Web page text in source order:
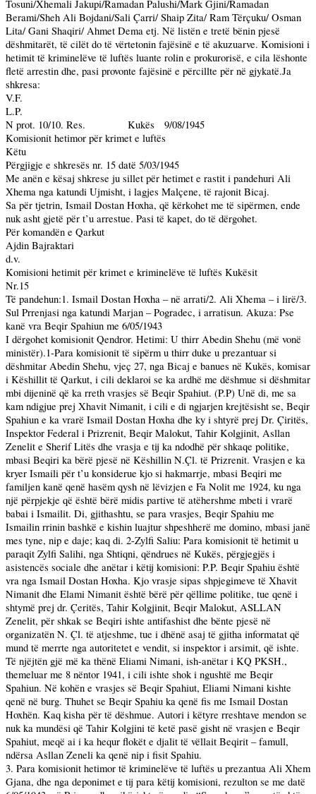
Tosuni/Xhemali Jakupi/Ramadan Palushi/Mark Gjini/Ramadan
Berami/Sheh Ali Bojdani/Sali Çarri/ Shaip Zita/ Ram Tërçuku/ Osman
Lita/ Gani Shaqiri/ Ahmet Dema etj. Në listën e tretë bënin pjesë
dëshmitarët, të cilët do të vërtetonin fajësinë e të akuzuarve. Komisioni i
hetimit të kriminelëve të luftës luante rolin e prokurorisë, e cila lëshonte
fletë arrestin dhe, pasi provonte fajësinë e përcillte për në gjykatë.Ja
shkresa:
V.F.
L.P.
N prot. 10/10. Res.
Kukës
9/08/1945
Komisionit hetimor për krimet e luftës
Këtu
Përgjigje e shkresës nr. 15 datë 5/03/1945
Me anën e kësaj shkrese ju sillet për hetimet e rastit i pandehuri Ali
Xhema nga katundi Ujmisht, i lagjes Malçene, të rajonit Bicaj.
Sa për tjetrin, Ismail Dostan Hoxha, që kërkohet me të sipërmen, ende
nuk asht gjetë për t’u arrestue. Pasi të kapet, do të dërgohet.
Për komandën e Qarkut
Ajdin Bajraktari
d.v.
Komisioni hetimit për krimet e kriminelëve të luftës Kukësit
Nr.15
Të pandehun:1. Ismail Dostan Hoxha – në arrati/2. Ali Xhema – i lirë/3.
Sul Prrenjasi nga katundi Marjan – Pogradec, i arratisun. Akuza: Pse
kanë vra Beqir Spahiun me 6/05/1943
I dërgohet komisionit Qendror. Hetimi: U thirr Abedin Shehu (më vonë
ministër).1-Para komisionit të sipërm u thirr duke u prezantuar si
dëshmitar Abedin Shehu, vjeç 27, nga Bicaj e banues në Kukës, komisar
i Këshillit të Qarkut, i cili deklaroi se ka ardhë me dëshmue si dëshmitar
mbi dijeninë që ka rreth vrasjes së Beqir Spahiut. (P.P) Unë di, me sa
kam ndigjue prej Xhavit Nimanit, i cili e di ngjarjen krejtësisht se, Beqir
Spahiun e ka vrarë Ismail Dostan Hoxha dhe ky i shtyrë prej Dr. Çiritës,
Inspektor Federal i Prizrenit, Beqir Malokut, Tahir Kolgjinit, Asllan
Zenelit e Sherif Litës dhe vrasja e tij ka ndodhë për shkaqe politike,
mbasi Beqiri ka bërë pjesë në Këshillin N.Çl. të Prizrenit. Vrasjen e ka
kryer Ismaili për t’u konsiderue kjo si hakmarrje, mbasi Beqiri me
familjen kanë qenë hasëm qysh në lëvizjen e Fa Nolit me 1924, ku nga
një përpjekje që është bërë midis partive të atëhershme mbeti i vrarë
babai i Ismailit. Di, gjithashtu, se para vrasjes, Beqir Spahiu me
Ismailin rrinin bashkë e kishin luajtur shpeshherë me domino, mbasi janë
mes tyne, nip e daje; kaq di. 2-Zylfi Saliu: Para komisionit të hetimit u
paraqit Zylfi Salihi, nga Shtiqni, qëndrues në Kukës, përgjegjës i
asistencës sociale dhe anëtar i këtij komisioni: P.P. Beqir Spahiu është
vra nga Ismail Dostan Hoxha. Kjo vrasje sipas shpjegimeve të Xhavit
Nimanit dhe Elami Nimanit është bërë për qëllime politike, tue qenë i
shtymë prej dr. Çeritës, Tahir Kolgjinit, Beqir Malokut, ASLLAN
Zenelit, për shkak se Beqiri ishte antifashist dhe bënte pjesë në
organizatën N. Çl. të atjeshme, tue i dhënë asaj të gjitha informatat që
mund të merrte nga autoritetet e vendit, si inspektor i arsimit, që ishte.
Të njëjtën gjë më ka thënë Eliami Nimani, ish-anëtar i KQ PKSH.,
themeluar me 8 nëntor 1941, i cili ishte shok i ngushtë me Beqir
Spahiun. Në kohën e vrasjes së Beqir Spahiut, Eliami Nimani kishte
qenë në burg. Thuhet se Beqir Spahiu ka qenë fis me Ismail Dostan
Hoxhën. Kaq kisha për të dëshmue. Autori i këtyre rreshtave mendon se
nuk ka mundësi që Tahir Kolgjini të ketë pasë gisht në vrasjen e Beqir
Spahiut, meqë ai i ka hequr flokët e djalit të vëllait Beqirit – famull,
ndërsa Asllan Zeneli ka qenë nip i fisit Spahiu.
3. Para komisionit hetimor të kriminelëve të luftës u prezantua Ali Xhem
Gjana, dhe nga deponimet e tij para këtij komisioni, rezulton se me datë